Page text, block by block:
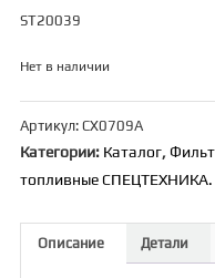
ST20039
Нет в наличии
Артикул: CX0709A
Категории: Каталог,
топливные СПЕЦТЕХНИКА.
Описание Детали